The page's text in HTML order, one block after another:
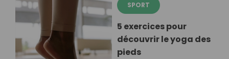
SPORT
5 exercices pour
découvrir le yoga des
pieds